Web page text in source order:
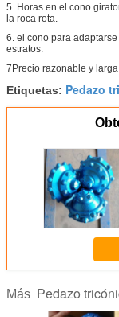
5. Horas en el cono
la roca rota.
6. el cono para
estratos.
7Precio razonable y
Etiquetas: Pedazo
Más Pedazo